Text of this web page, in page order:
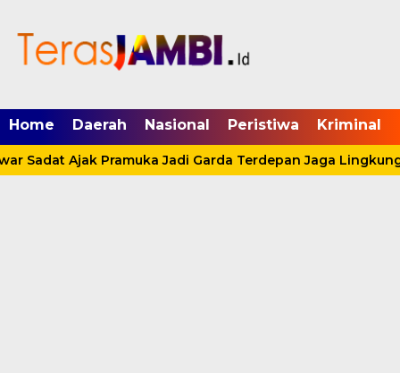
Home Daerah Nasional Peristiwa Kriminal
Sadat Ajak Pramuka Jadi Garda Terdepan Jaga